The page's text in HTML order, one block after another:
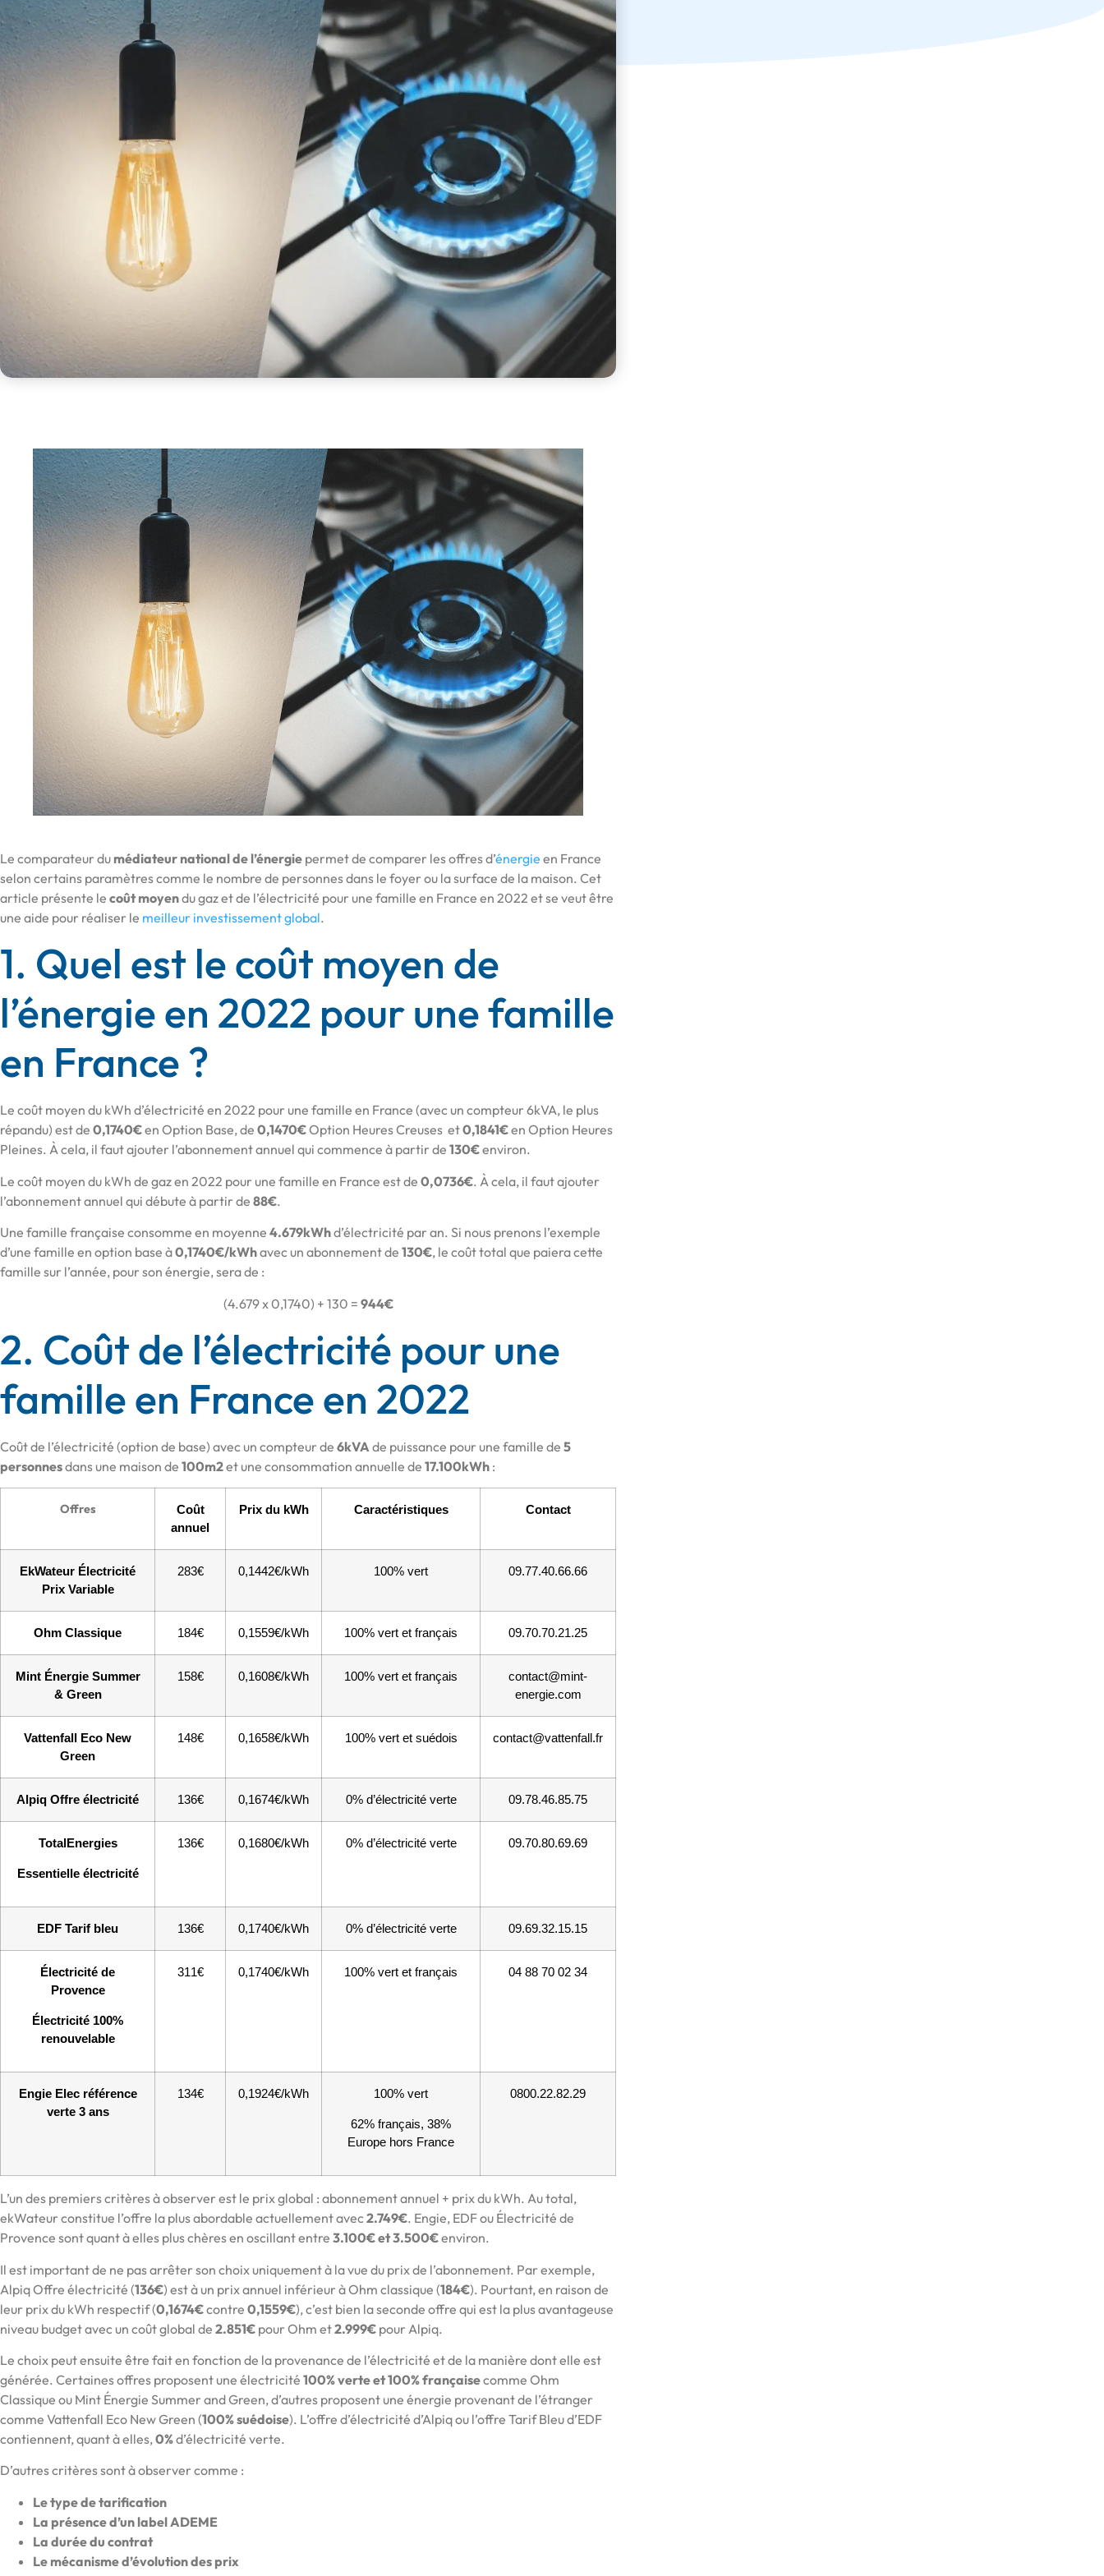
Le comparateur du médiateur national de l’énergie permet de comparer les offres d’énergie en France
selon certains paramètres comme le nombre de personnes dans le foyer ou la surface de la maison. Cet
article présente le coût moyendu gaz et de l’électricité pour une famille en France en 2022 et se veut être
une aide pour réaliser le meilleur investissement global.
1. Quel est le coût moyen de
l’énergie en 2022 pour une famille
en France ?
Le coût moyen du kWh d’électricité en 2022 pour une famille en France (avec un compteur 6kVA, le plus
répandu) est de 0,1740€en Option Base, de 0,1470€Option Heures Creuses et0,1841€en Option Heures
Pleines. À cela, il faut ajouter l’abonnement annuel qui commence à partir de 130€environ.
Le coût moyen du kWh de gaz en 2022 pour une famille en France est de 0,0736€. À cela, il faut ajouter
l’abonnement annuel qui débute à partir de 88€.
Une famille française consomme en moyenne 4.679kWhd’électricité par an. Si nous prenons l’exemple
d’une famille en option base à0,1740€/kWhavec un abonnement de 130€, le coût total que paiera cette
famille sur l’année, pour son énergie, sera de :
(4.679 x 0,1740) + 130 = 944€
2. Coût de l’électricité pour une
famille en France en 2022
Coût de l’électricité (option de base) avec un compteur de 6kVA de puissance pour une famille de 5
personnesdans une maison de 100m2et une consommation annuelle de 17.100kWh :
Offres
Coût
annuel
Prix du kWh Caractéristiques Contact
EkWateur Électricité
Prix Variable
283€ 0,1442€/kWh 100% vert 09.77.40.66.66
Ohm Classique 184€ 0,1559€/kWh 100% vert et français 09.70.70.21.25
Mint Énergie Summer
& Green
158€ 0,1608€/kWh 100% vert et français
contact@mint-
energie.com
Vattenfall Eco New
Green
148€ 0,1658€/kWh 100% vert et suédois contact@vattenfall.fr
Alpiq Offre électricité 136€ 0,1674€/kWh 0% d’électricité verte 09.78.46.85.75
TotalEnergies
Essentielle électricité
136€ 0,1680€/kWh 0% d’électricité verte 09.70.80.69.69
EDF Tarif bleu 136€ 0,1740€/kWh 0% d’électricité verte 09.69.32.15.15
Électricité de
Provence
Électricité 100%
renouvelable
311€ 0,1740€/kWh 100% vert et français 04 88 70 02 34
Engie Elec référence
verte 3 ans
134€ 0,1924€/kWh 100% vert
62% français, 38%
Europe hors France
0800.22.82.29
L’un des premiers critères à observer est le prix global : abonnement annuel + prix du kWh. Au total,
ekWateur constitue l’offre la plus abordable actuellement avec2.749€. Engie, EDF ou Électricité de
Provence sont quant à elles plus chères en oscillant entre 3.100€ et 3.500€environ.
Il est important de ne pas arrêter son choix uniquement à la vue du prix de l’abonnement. Par exemple,
Alpiq Offre électricité (136€) est à un prix annuel inférieur à Ohm classique (184€). Pourtant, en raison de
leur prix du kWh respectif (0,1674€contre 0,1559€), c’est bien la seconde offre qui est la plus avantageuse
niveau budget avec un coût global de 2.851€ pour Ohm et2.999€ pour Alpiq.
Le choix peut ensuite être fait en fonction de la provenance de l’électricité et de la manière dont elle est
générée. Certaines offres proposent une électricité 100% verte et 100% françaisecomme Ohm
Classique ou Mint Énergie Summer and Green, d’autres proposent une énergie provenant de l’étranger
comme Vattenfall Eco New Green (100% suédoise). L’offre d’électricité d’Alpiq ou l’offre Tarif Bleu d’EDF
contiennent, quant à elles,0%d’électricité verte.
D’autres critères sont à observer comme :
Le type de tarification
La présence d’un label ADEME
La durée du contrat
Le mécanisme d’évolution des prix